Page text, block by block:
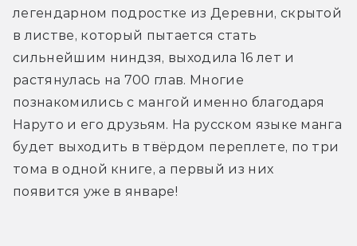
легендарном подростке из Деревни, скрытой
в листве, который пытается стать
сильнейшим ниндзя, выходила 16 лет и
растянулась на 700 глав. Многие
познакомились с мангой именно благодаря
Наруто и его друзьям. На русском языке манга
будет выходить в твёрдом переплете, по три
тома в одной книге, а первый из них
появится уже в январе!